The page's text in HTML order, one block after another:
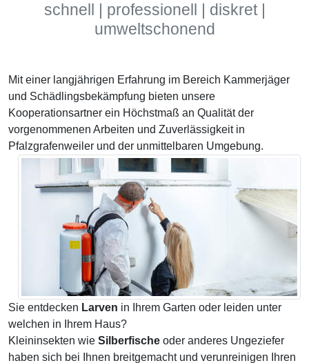
schnell | professionell | diskret |
umweltschonend
Mit einer langjährigen Erfahrung im Bereich Kammerjäger
und Schädlingsbekämpfung bieten unsere
Kooperationsartner ein Höchstmaß an Qualität der
vorgenommenen Arbeiten und Zuverlässigkeit in
Pfalzgrafenweiler und der unmittelbaren Umgebung.
Sie entdecken Larven in Ihrem Garten oder leiden unter
welchen in Ihrem Haus?
Kleininsekten wie Silberfische oder anderes Ungeziefer
haben sich bei Ihnen breitgemacht und verunreinigen Ihren